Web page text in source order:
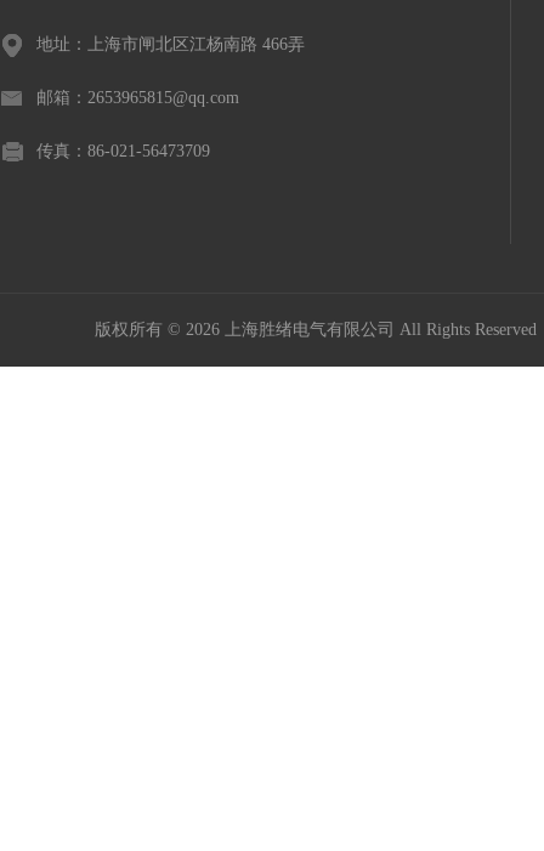
地址：上海市闸北区江杨南路 466弄
邮箱：2653965815@qq.com
传真：86-021-56473709
版权所有 © 2026 上海胜绪电气有限公司 All Rights